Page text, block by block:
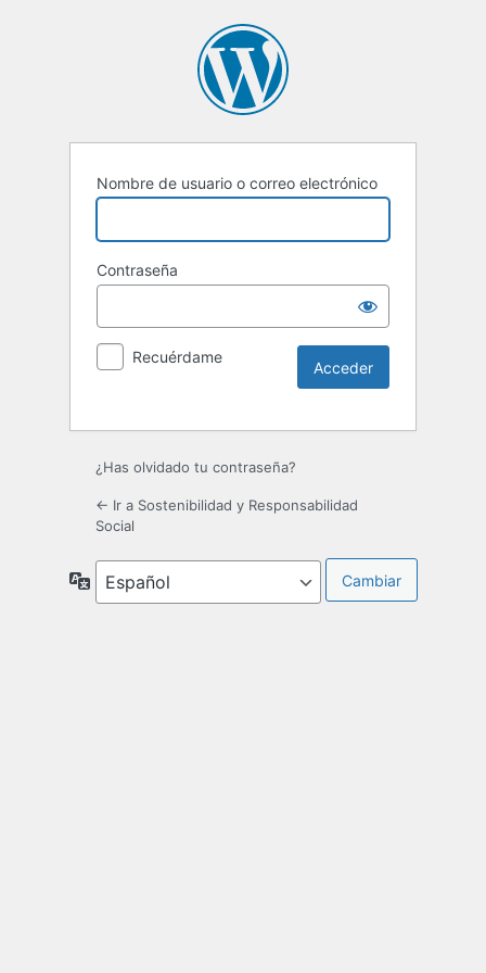
Nombre de usuario o correo electrónico
Contraseña
Recuérdame
¿Has olvidado tu contraseña?
← Ir a Sostenibilidad y Responsabilidad
Social
Idioma